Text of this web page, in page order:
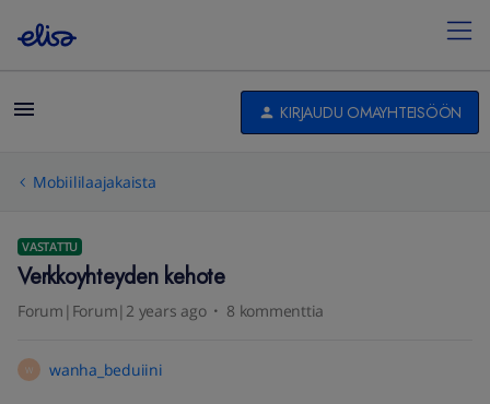
KIRJAUDU OMAYHTEISÖÖN
Mobiililaajakaista
VASTATTU
Verkkoyhteyden kehote
Forum|Forum|2 years ago 8 kommenttia
W wanha_beduiini